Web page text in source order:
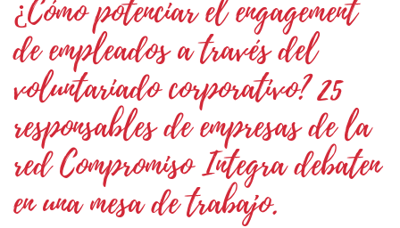
¿Cómo potenciar el engagement
de empleados a través del
voluntariado corporativo? 25
responsables de empresas de la
red Compromiso Integra debaten
en una mesa de trabajo.